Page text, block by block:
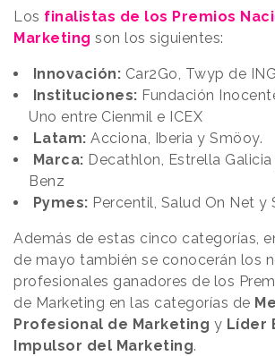
Los finalistas de los Premios
Marketing son los siguientes:
Innovación: Car2Go, Twyp de
Instituciones: Fundación
Uno entre Cienmil e ICEX
Latam: Acciona, Iberia y Smöoy.
Marca: Decathlon, Estrella
Benz
Pymes: Percentil, Salud On Net y
Además de estas cinco categorías,
de mayo también se conocerán los
profesionales ganadores de los
de Marketing en las categorías de
Profesional de Marketing y Líder
Impulsor del Marketing.